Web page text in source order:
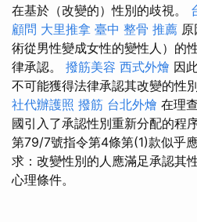
在基於（改變的）性別的歧視。
顧問 大里推拿 臺中 整骨 推薦
術從男性變成女性的變性人）的
律承認。 撥筋美容 西式外燴 因
不可能獲得法律承認其改變的性
社代辦護照 撥筋 台北外燴 在理
國引入了承認性別重新分配的程
第79/7號指令第4條第(1)款似乎
求：改變性別的人應滿足承認其
心理條件。